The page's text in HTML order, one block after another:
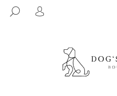
Přejít
HLEDAT
PŘIHLÁŠENÍ